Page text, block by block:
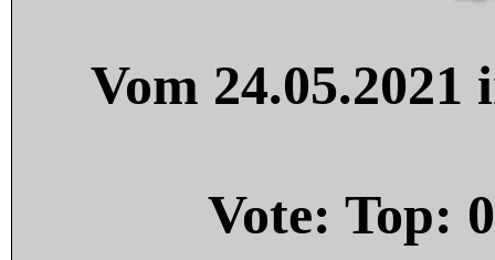
Vom
Vote: Top: 0